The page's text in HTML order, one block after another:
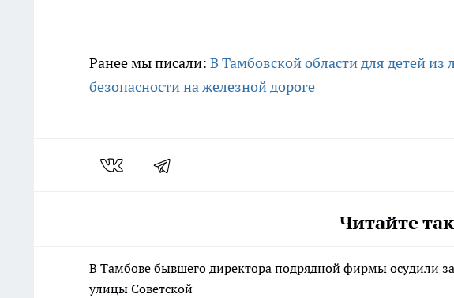
Ранее мы писали: В Тамбовской области для детей
безопасности на железной дороге
Читайте
В Тамбове бывшего директора подрядной фирмы осудили
улицы Советской